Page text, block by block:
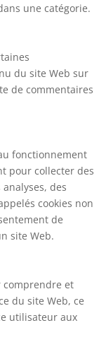
une catégorie.
du site Web sur
de commentaires
fonctionnement
pour collecter des
des
cookies non
de
site Web.
comprendre et
du site Web, ce
utilisateur aux